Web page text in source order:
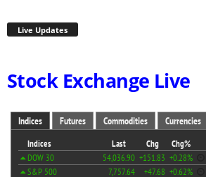
Live Updates
Stock Exchange Live